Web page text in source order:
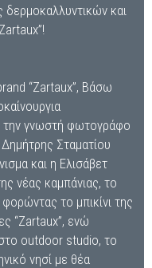
δερμοκαλλυντικών και
“Zartaux”, Βάσω
την γνωστή φωτογράφο
Σταματίου
και η Ελισάβετ
νέας καμπάνιας, το
το μπικίνι της
“Zartaux”, ενώ
outdoor studio, το
νησί με θέα